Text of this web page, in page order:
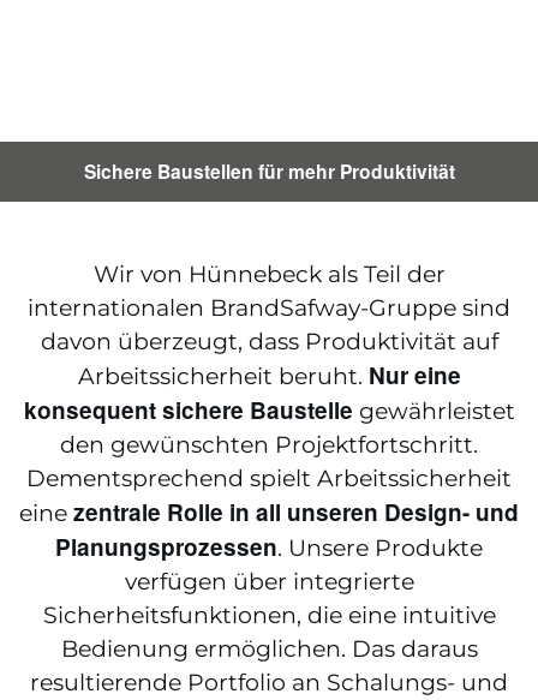
Sichere Baustellen für mehr Produktivität
Wir von Hünnebeck als Teil der
internationalen BrandSafway-Gruppe sind
davon überzeugt, dass Produktivität auf
Arbeitssicherheit beruht. Nur eine
konsequent sichere Baustelle gewährleistet
den gewünschten Projektfortschritt.
Dementsprechend spielt Arbeitssicherheit
eine zentrale Rolle in all unseren Design- und
Planungsprozessen. Unsere Produkte
verfügen über integrierte
Sicherheitsfunktionen, die eine intuitive
Bedienung ermöglichen. Das daraus
resultierende Portfolio an Schalungs- und